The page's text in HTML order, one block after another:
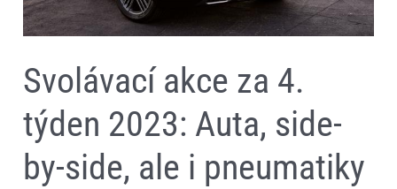
Svolávací akce za 4.
týden 2023: Auta, side-
by-side, ale i pneumatiky